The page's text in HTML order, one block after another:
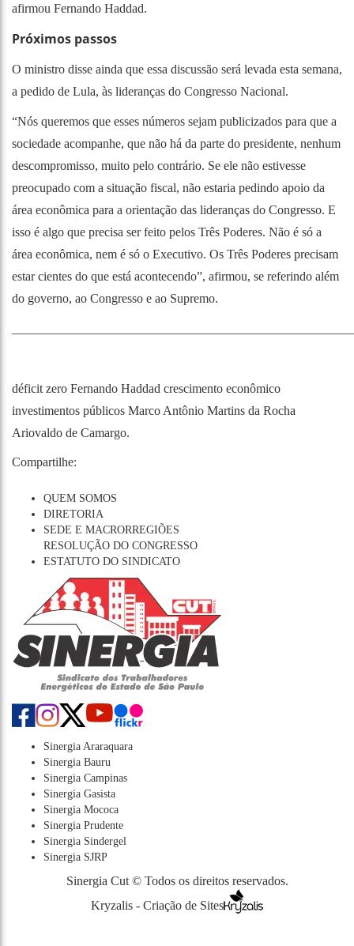
afirmou Fernando Haddad.
Próximos passos
O ministro disse ainda que essa discussão será levada esta semana,
a pedido de Lula, às lideranças do Congresso Nacional.
“Nós queremos que esses números sejam publicizados para que a
sociedade acompanhe, que não há da parte do presidente, nenhum
descompromisso, muito pelo contrário. Se ele não estivesse
preocupado com a situação fiscal, não estaria pedindo apoio da
área econômica para a orientação das lideranças do Congresso. E
isso é algo que precisa ser feito pelos Três Poderes. Não é só a
área econômica, nem é só o Executivo. Os Três Poderes precisam
estar cientes do que está acontecendo”, afirmou, se referindo além
do governo, ao Congresso e ao Supremo.
déficit zero Fernando Haddad crescimento econômico
investimentos públicos Marco Antônio Martins da Rocha
Ariovaldo de Camargo.
Compartilhe:
QUEM SOMOS
DIRETORIA
SEDE E MACRORREGIÕES
RESOLUÇÃO DO CONGRESSO
ESTATUTO DO SINDICATO
Sinergia Araraquara
Sinergia Bauru
Sinergia Campinas
Sinergia Gasista
Sinergia Mococa
Sinergia Prudente
Sinergia Sindergel
Sinergia SJRP
Sinergia Cut © Todos os direitos reservados.
Kryzalis - Criação de Sites